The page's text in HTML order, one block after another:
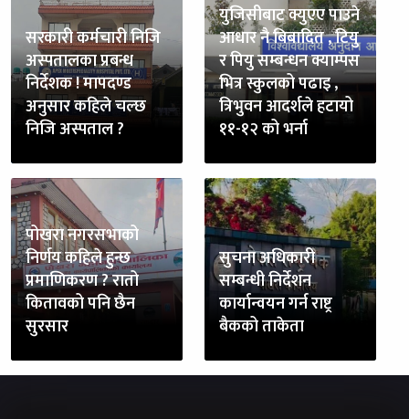
सरकारी कर्मचारी निजि
अस्पतालका प्रबन्ध
निर्देशक ! मापदण्ड
अनुसार कहिले चल्छ
निजि अस्पताल ?
युजिसीबाट क्युएए पाउने
आधार नै बिबादित , टियु
र पियु सम्बन्धन क्याम्पस
भित्र स्कुलको पढाइ ,
त्रिभुवन आदर्शले हटायो
११-१२ को भर्ना
पोखरा नगरसभाको
निर्णय कहिले हुन्छ
प्रमाणिकरण ? रातो
कितावको पनि छैन
सुरसार
सुचना अधिकारी
सम्बन्धी निर्देशन
कार्यान्वयन गर्न राष्ट्र
बैकको ताकेता